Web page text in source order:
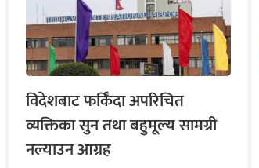
विदेशबाट फर्किँदा अपरिचित
व्यक्तिका सुन तथा बहुमूल्य सामग्री
नल्याउन आग्रह